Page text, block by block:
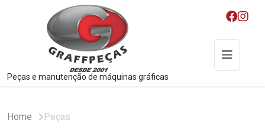
Peças e manutenção de máquinas gráficas
Home Peças